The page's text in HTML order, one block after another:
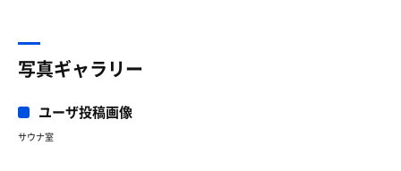
写真ギャラリー
ユーザ投稿画像
サウナ室